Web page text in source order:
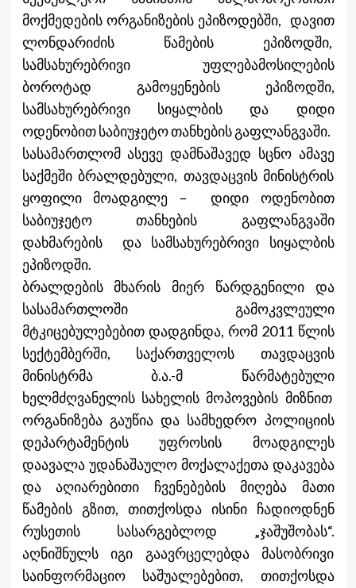
მოქმედების ორგანიზების ეპიზოდებში, დავით
ლონდარიძის წამების ეპიზოდში,
სამსახურებრივი უფლებამოსილების
ბოროტად გამოყენების ეპიზოდში,
სამსახურებრივი სიყალბის და დიდი
ოდენობით საბიუჯეტო თანხების გაფლანგვაში.
სასამართლომ ასევე დამნაშავედ სცნო ამავე
საქმეში ბრალდებული, თავდაცვის მინისტრის
ყოფილი მოადგილე – დიდი ოდენობით
საბიუჯეტო თანხების გაფლანგვაში
დახმარების და სამსახურებრივი სიყალბის
ეპიზოდში.
ბრალდების მხარის მიერ წარდგენილი და
სასამართლოში გამოკვლეული
მტკიცებულებებით დადგინდა, რომ 2011 წლის
სექტემბერში, საქართველოს თავდაცვის
მინისტრმა ბ.ა.-მ წარმატებული
ხელმძღვანელის სახელის მოპოვების მიზნით
ორგანიზება გაუწია და სამხედრო პოლიციის
დეპარტამენტის უფროსის მოადგილეს
დაავალა უდანაშაულო მოქალაქეთა დაკავება
და აღიარებითი ჩვენებების მიღება მათი
წამების გზით, თითქოსდა ისინი ჩადიოდნენ
რუსეთის სასარგებლოდ „ჯაშუშობას“.
აღნიშნულს იგი გაავრცელებდა მასობრივი
საინფორმაციო საშუალებებით, თითქოსდა